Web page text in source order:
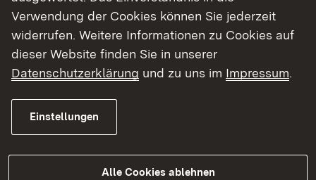
Verwendung der Cookies können Sie jederzeit
widerrufen. Weitere Informationen zu Cookies auf
dieser Website finden Sie in unserer
Datenschutzerklärung und zu uns im Impressum.
Einstellungen
Alle Cookies ablehnen